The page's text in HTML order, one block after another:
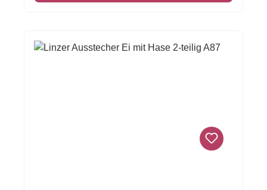
verschiedenen Ausstechern in die